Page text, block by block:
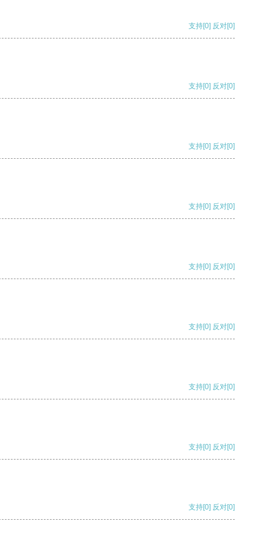
支持[0] 反对[0]
支持[0] 反对[0]
支持[0] 反对[0]
支持[0] 反对[0]
支持[0] 反对[0]
支持[0] 反对[0]
支持[0] 反对[0]
支持[0] 反对[0]
支持[0] 反对[0]